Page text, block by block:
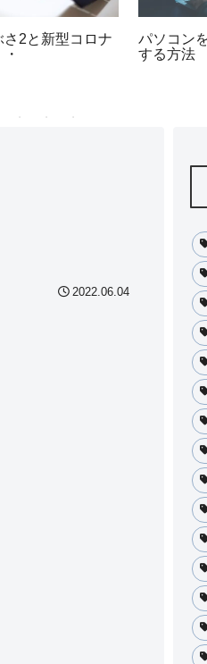
さ2と新型コロナ
パソコン
する方法
2022.06.04